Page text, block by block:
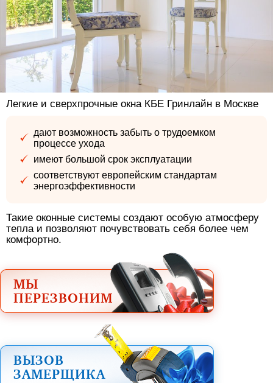
Легкие и сверхпрочные окна КБЕ Гринлайн в Москве
дают возможность забыть о трудоемком
процессе ухода
имеют большой срок эксплуатации
соответствуют европейским стандартам
энергоэффективности
Такие оконные системы создают особую атмосферу
тепла и позволяют почувствовать себя более чем
комфортно.
МЫ
ПЕРЕЗВОНИМ
ВЫЗОВ
ЗАМЕРЩИКА